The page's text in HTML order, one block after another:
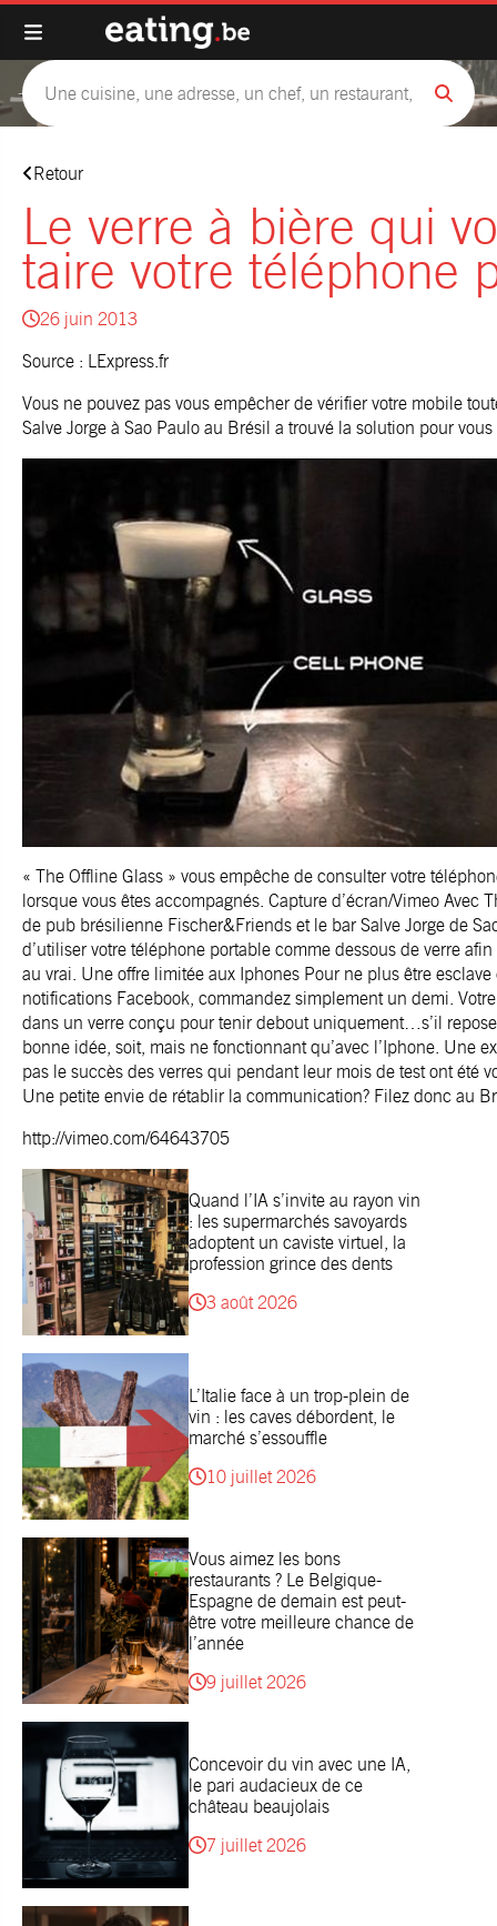
Retour
Le verre à bière qui
taire votre téléphone
26 juin 2013
Source : LExpress.fr
Vous ne pouvez pas vous empêcher de vérifier votre mobile
Salve Jorge à Sao Paulo au Brésil a trouvé la solution pour
« The Offline Glass » vous empêche de consulter votre
lorsque vous êtes accompagnés. Capture d’écran/Vimeo Avec
de pub brésilienne Fischer&Friends et le bar Salve Jorge de
d’utiliser votre téléphone portable comme dessous de verre
au vrai. Une offre limitée aux Iphones Pour ne plus être esclave
notifications Facebook, commandez simplement un demi.
dans un verre conçu pour tenir debout uniquement…s’il
bonne idée, soit, mais ne fonctionnant qu’avec l’Iphone. Une
pas le succès des verres qui pendant leur mois de test ont été
Une petite envie de rétablir la communication? Filez donc au
http://vimeo.com/64643705
Quand l’IA s’invite au rayon vin
: les supermarchés savoyards
adoptent un caviste virtuel, la
profession grince des dents
3 août 2026
L’Italie face à un trop-plein de
vin : les caves débordent, le
marché s’essouffle
10 juillet 2026
Vous aimez les bons
restaurants ? Le Belgique-
Espagne de demain est peut-
être votre meilleure chance de
l’année
9 juillet 2026
Concevoir du vin avec une IA,
le pari audacieux de ce
château beaujolais
7 juillet 2026